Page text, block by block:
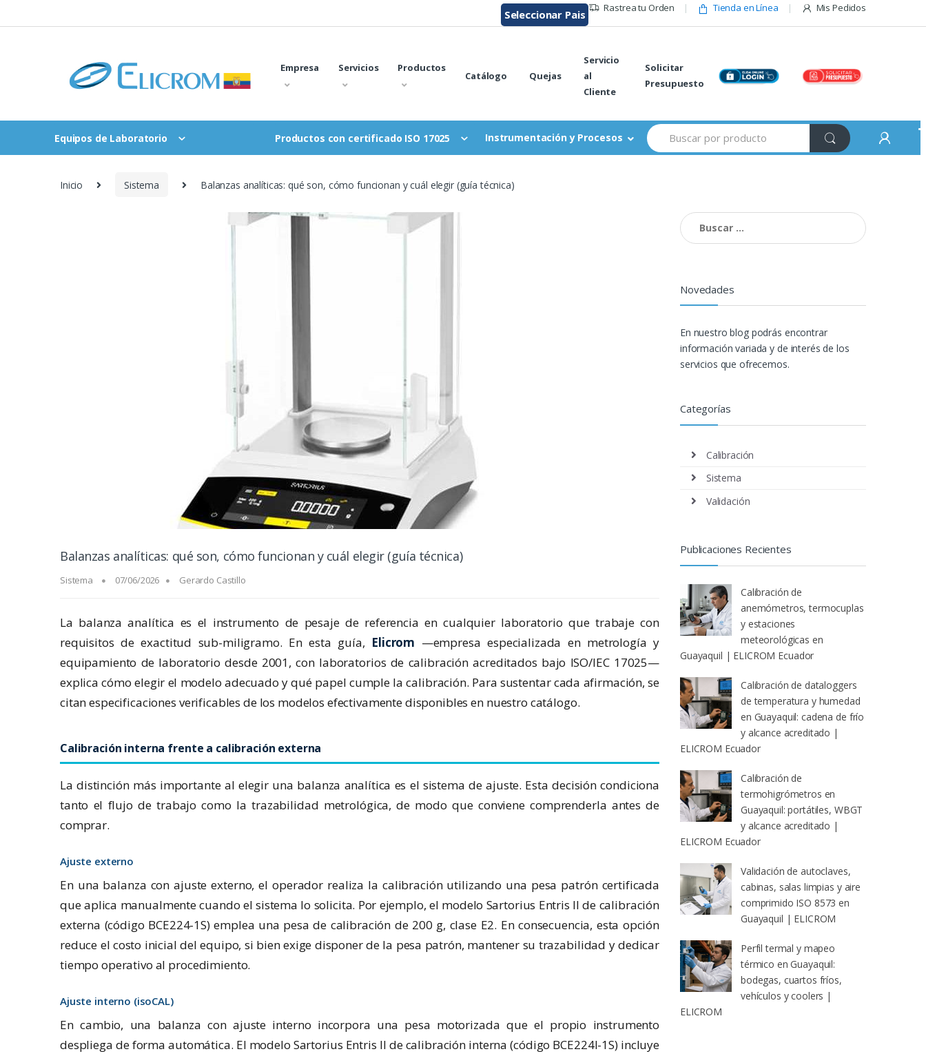
al
Rastrea tu Orden Tienda en Línea Mis Pedidos
Seleccionar Pais
Empresa Servicios Productos
Catálogo Quejas
Servicio
al
Cliente
Solicitar
Presupuesto
Equipos de Laboratorio Productos con certificado ISO 17025 Instrumentación y Procesos
Buscar:
Inicio Sistema Balanzas analíticas: qué son, cómo funcionan y cuál elegir (guía técnica)
Balanzas analíticas: qué son, cómo funcionan y cuál elegir (guía técnica)
Sistema 07/06/2026 Gerardo Castillo
La balanza analítica es el instrumento de pesaje de referencia en cualquier laboratorio que trabaje con
requisitos de exactitud sub-miligramo. En esta guía, Elicrom —empresa especializada en metrología y
equipamiento de laboratorio desde 2001, con laboratorios de calibración acreditados bajo ISO/IEC 17025—
explica cómo elegir el modelo adecuado y qué papel cumple la calibración. Para sustentar cada afirmación, se
citan especificaciones verificables de los modelos efectivamente disponibles en nuestro catálogo.
Calibración interna frente a calibración externa
La distinción más importante al elegir una balanza analítica es el sistema de ajuste. Esta decisión condiciona
tanto el flujo de trabajo como la trazabilidad metrológica, de modo que conviene comprenderla antes de
comprar.
Ajuste externo
En una balanza con ajuste externo, el operador realiza la calibración utilizando una pesa patrón certificada
que aplica manualmente cuando el sistema lo solicita. Por ejemplo, el modelo Sartorius Entris II de calibración
externa (código BCE224-1S) emplea una pesa de calibración de 200 g, clase E2. En consecuencia, esta opción
reduce el costo inicial del equipo, si bien exige disponer de la pesa patrón, mantener su trazabilidad y dedicar
tiempo operativo al procedimiento.
Ajuste interno (isoCAL)
En cambio, una balanza con ajuste interno incorpora una pesa motorizada que el propio instrumento
despliega de forma automática. El modelo Sartorius Entris II de calibración interna (código BCE224I-1S) incluye
Buscar:
Novedades
En nuestro blog podrás encontrar
información variada y de interés de los
servicios que ofrecemos.
Categorías
Calibración
Sistema
Validación
Publicaciones Recientes
Calibración de
anemómetros, termocuplas
y estaciones
meteorológicas en
Guayaquil | ELICROM Ecuador
Calibración de dataloggers
de temperatura y humedad
en Guayaquil: cadena de frío
y alcance acreditado |
ELICROM Ecuador
Calibración de
termohigrómetros en
Guayaquil: portátiles, WBGT
y alcance acreditado |
ELICROM Ecuador
Validación de autoclaves,
cabinas, salas limpias y aire
comprimido ISO 8573 en
Guayaquil | ELICROM
Perfil termal y mapeo
térmico en Guayaquil:
bodegas, cuartos fríos,
vehículos y coolers |
ELICROM